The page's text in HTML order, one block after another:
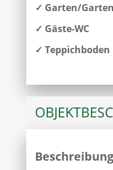
✓ Garten/
✓ Gäste-WC
✓ Teppichboden
Beschreibung